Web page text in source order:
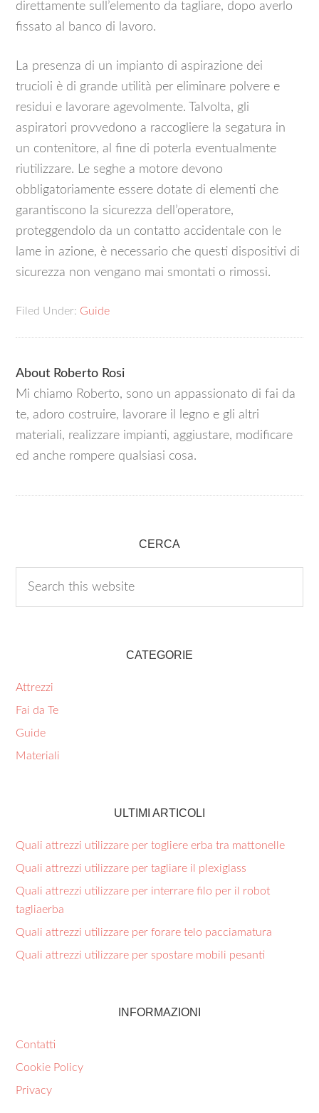
direttamente sull’elemento da tagliare, dopo averlo
fissato al banco di lavoro.
La presenza di un impianto di aspirazione dei
trucioli è di grande utilità per eliminare polvere e
residui e lavorare agevolmente. Talvolta, gli
aspiratori provvedono a raccogliere la segatura in
un contenitore, al fine di poterla eventualmente
riutilizzare. Le seghe a motore devono
obbligatoriamente essere dotate di elementi che
garantiscono la sicurezza dell’operatore,
proteggendolo da un contatto accidentale con le
lame in azione, è necessario che questi dispositivi di
sicurezza non vengano mai smontati o rimossi.
Filed Under: Guide
About Roberto Rosi
Mi chiamo Roberto, sono un appassionato di fai da
te, adoro costruire, lavorare il legno e gli altri
materiali, realizzare impianti, aggiustare, modificare
ed anche rompere qualsiasi cosa.
CERCA
CATEGORIE
Attrezzi
Fai da Te
Guide
Materiali
ULTIMI ARTICOLI
Quali attrezzi utilizzare per togliere erba tra mattonelle​
Quali attrezzi utilizzare per tagliare il plexiglass​
Quali attrezzi utilizzare per interrare filo per il robot
tagliaerba​
Quali attrezzi utilizzare per forare telo pacciamatura​
Quali attrezzi utilizzare per spostare mobili pesanti​
INFORMAZIONI
Contatti
Cookie Policy
Privacy